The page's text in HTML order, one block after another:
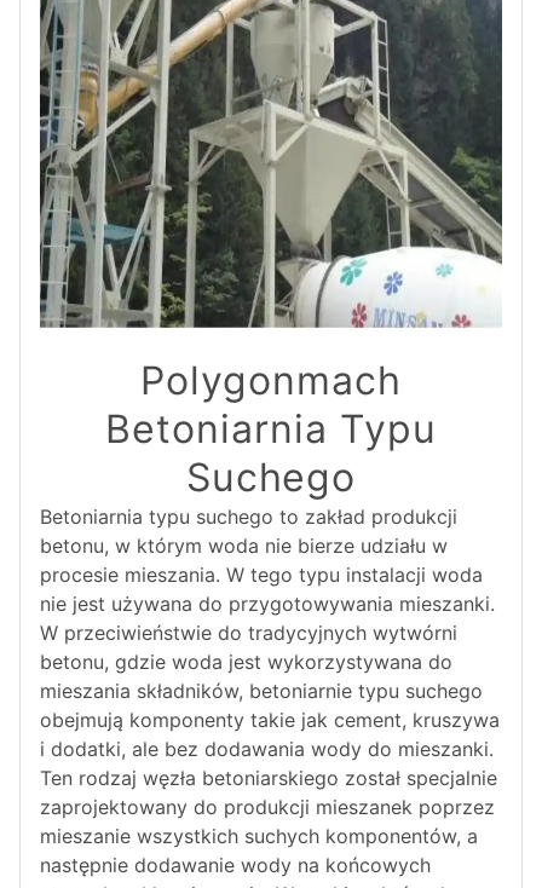
Polygonmach
Betoniarnia Typu
Suchego
Betoniarnia typu suchego to zakład produkcji
betonu, w którym woda nie bierze udziału w
procesie mieszania. W tego typu instalacji woda
nie jest używana do przygotowywania mieszanki.
W przeciwieństwie do tradycyjnych wytwórni
betonu, gdzie woda jest wykorzystywana do
mieszania składników, betoniarnie typu suchego
obejmują komponenty takie jak cement, kruszywa
i dodatki, ale bez dodawania wody do mieszanki.
Ten rodzaj węzła betoniarskiego został specjalnie
zaprojektowany do produkcji mieszanek poprzez
mieszanie wszystkich suchych komponentów, a
następnie dodawanie wody na końcowych